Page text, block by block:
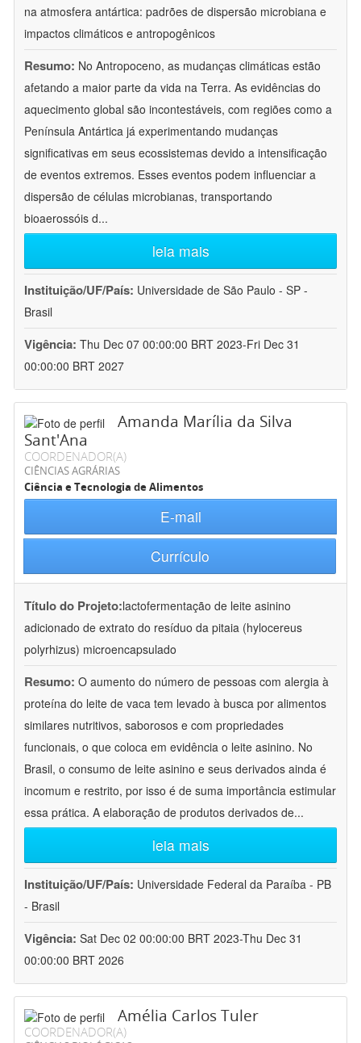
na atmosfera antártica: padrões de dispersão microbiana e
impactos climáticos e antropogênicos
Resumo: No Antropoceno, as mudanças climáticas estão
afetando a maior parte da vida na Terra. As evidências do
aquecimento global são incontestáveis, com regiões como a
Península Antártica já experimentando mudanças
significativas em seus ecossistemas devido a intensificação
de eventos extremos. Esses eventos podem influenciar a
dispersão de células microbianas, transportando
bioaerossóis d...
leia mais
Instituição/UF/País: Universidade de São Paulo - SP -
Brasil
Vigência: Thu Dec 07 00:00:00 BRT 2023-Fri Dec 31
00:00:00 BRT 2027
Amanda Marília da Silva
Sant'Ana
COORDENADOR(A)
CIÊNCIAS AGRÁRIAS
Ciência e Tecnologia de Alimentos
E-mail
Currículo
Título do Projeto:lactofermentação de leite asinino
adicionado de extrato do resíduo da pitaia (hylocereus
polyrhizus) microencapsulado
Resumo: O aumento do número de pessoas com alergia à
proteína do leite de vaca tem levado à busca por alimentos
similares nutritivos, saborosos e com propriedades
funcionais, o que coloca em evidência o leite asinino. No
Brasil, o consumo de leite asinino e seus derivados ainda é
incomum e restrito, por isso é de suma importância estimular
essa prática. A elaboração de produtos derivados de...
leia mais
Instituição/UF/País: Universidade Federal da Paraíba - PB
- Brasil
Vigência: Sat Dec 02 00:00:00 BRT 2023-Thu Dec 31
00:00:00 BRT 2026
Amélia Carlos Tuler
COORDENADOR(A)